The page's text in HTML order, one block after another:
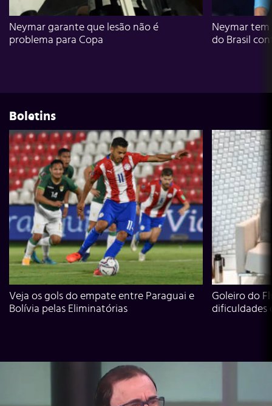
Neymar garante que lesão não é
problema para Copa
Neymar
do Brasil
Boletins
Veja os gols do empate entre Paraguai e
Bolívia pelas Eliminatórias
Goleiro do
dificuldades